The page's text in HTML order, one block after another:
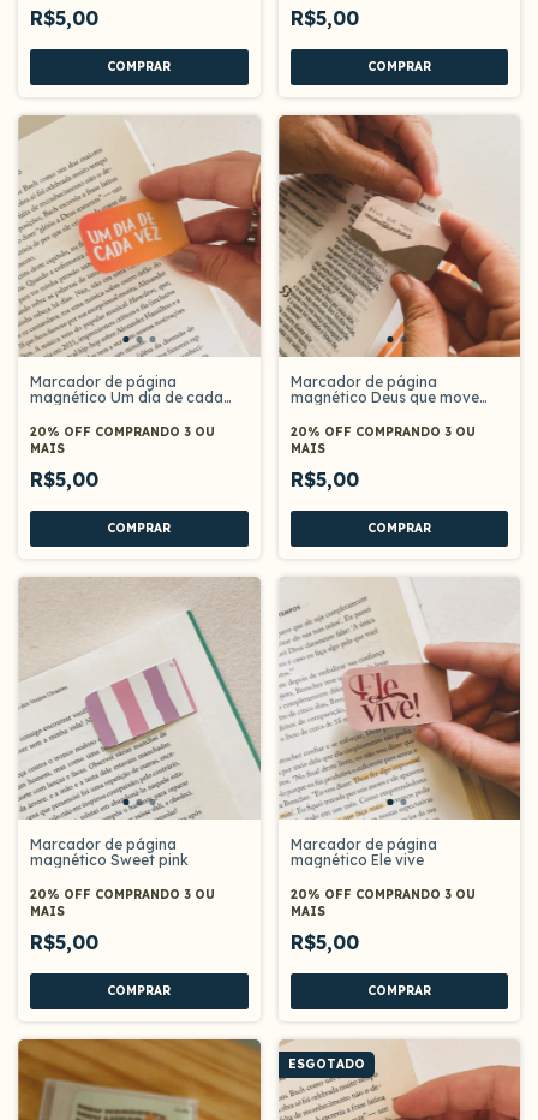
R$5,00 R$5,00
Marcador de página
magnético Um dia de cada
20% OFF COMPRANDO 3 OU
MAIS
R$5,00
Marcador de página
magnético Deus que move
20% OFF COMPRANDO 3 OU
MAIS
R$5,00
Marcador de página
magnético Sweet pink
20% OFF COMPRANDO 3 OU
MAIS
R$5,00
Marcador de página
magnético Ele vive
20% OFF COMPRANDO 3 OU
MAIS
R$5,00
ESGOTADO